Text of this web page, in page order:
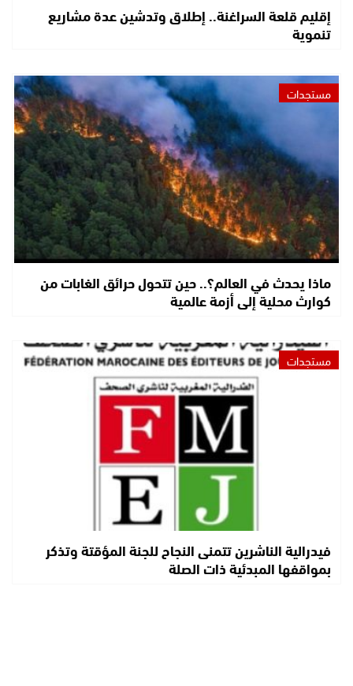
إقليم قلعة السراغنة.. إطلاق وتدشين عدة مشاريع
تنموية
مستجدات
ماذا يحدث في العالم؟.. حين تتحول حرائق الغابات من
كوارث محلية إلى أزمة عالمية
مستجدات
فيدرالية الناشرين تتمنى النجاح للجنة المؤقتة وتذكر
بمواقفها المبدئية ذات الصلة